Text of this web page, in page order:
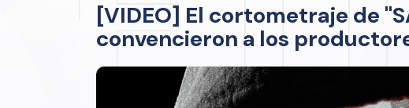
[VIDEO] El cortometraje de
convencieron a los